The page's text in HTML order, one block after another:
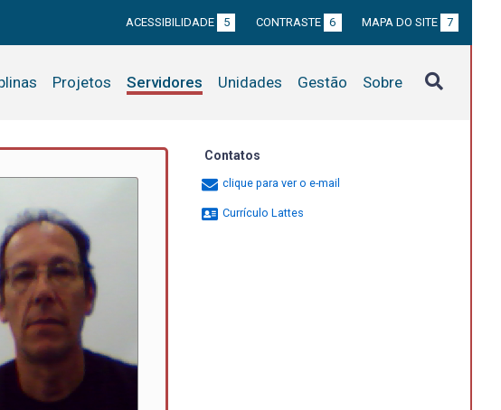
ACESSIBILIDADE 5 CONTRASTE 6 MAPA DO SITE 7
Projetos Servidores Unidades Gestão Sobre
Contatos
clique para ver o e-mail
Currículo Lattes